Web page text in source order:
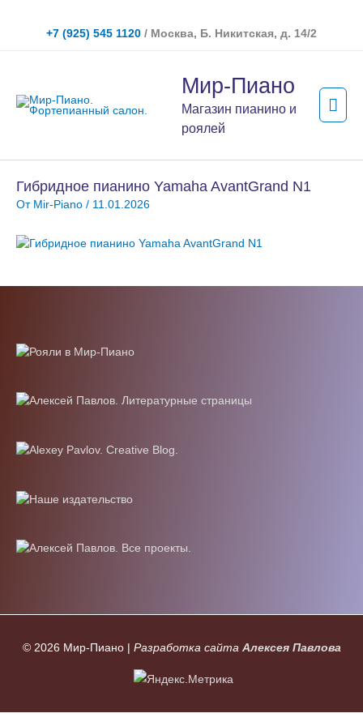
содержимому
+7 (925) 545 1120 / Москва, Б. Никитская, д. 14/2
Мир-Пиано
Магазин пианино и
роялей
Гибридное пианино Yamaha AvantGrand N1
От Mir-Piano / 11.01.2026
© 2026 Мир-Пиано| Разработка сайта Алексея Павлова